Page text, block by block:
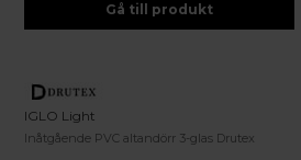
Gå till produkt
IGLO Light
Inåtgående PVC altandörr 3-glas Drutex